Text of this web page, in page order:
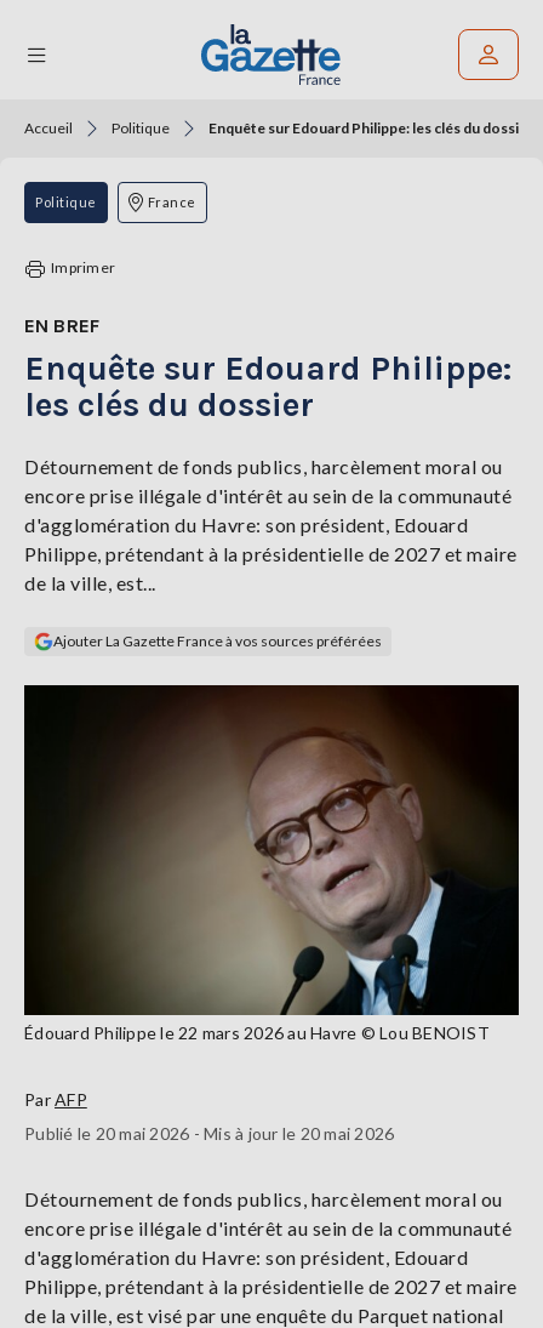
THÉMATIQUES
RÉGIONS
TENDANCES
SERVICES
GAZETTE
Se
connecter
S'abonner
Accueil Politique Enquête sur Edouard Philippe: les clés du dossier
Politique France
Imprimer
EN BREF
Enquête sur Edouard Philippe:
les clés du dossier
Détournement de fonds publics, harcèlement moral ou
encore prise illégale d'intérêt au sein de la communauté
d'agglomération du Havre: son président, Edouard
Philippe, prétendant à la présidentielle de 2027 et maire
de la ville, est...
Ajouter La Gazette France à vos sources préférées
Édouard Philippe le 22 mars 2026 au Havre © Lou BENOIST
ParAFP
Publié le 20 mai 2026 - Mis à jour le 20 mai 2026
Détournement de fonds publics, harcèlement moral ou
encore prise illégale d'intérêt au sein de la communauté
d'agglomération du Havre: son président, Edouard
Philippe, prétendant à la présidentielle de 2027 et maire
de la ville, est visé par une enquête du Parquet national